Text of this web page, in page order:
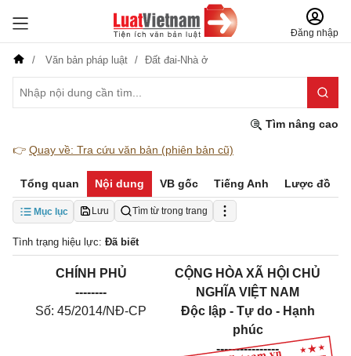
Đăng nhập
Văn bản pháp luật Đất đai-Nhà ở
Tìm nâng cao
👉 Quay về: Tra cứu văn bản (phiên bản cũ)
Tổng quan Nội dung VB gốc Tiếng Anh Lược đồ
Mục lục Lưu Tìm từ trong trang
Tình trạng hiệu lực: Đã biết
CHÍNH PHỦ
--------
Số: 45/2014/NĐ-CP
CỘNG HÒA XÃ HỘI CHỦ
NGHĨA VIỆT NAM
Độc lập - Tự do - Hạnh
phúc
----------------